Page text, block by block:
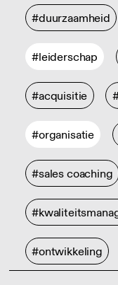
#duurzaamheid
#leiderschap
#acquisitie
#organisatie
#sales coaching
#ontwikkeling